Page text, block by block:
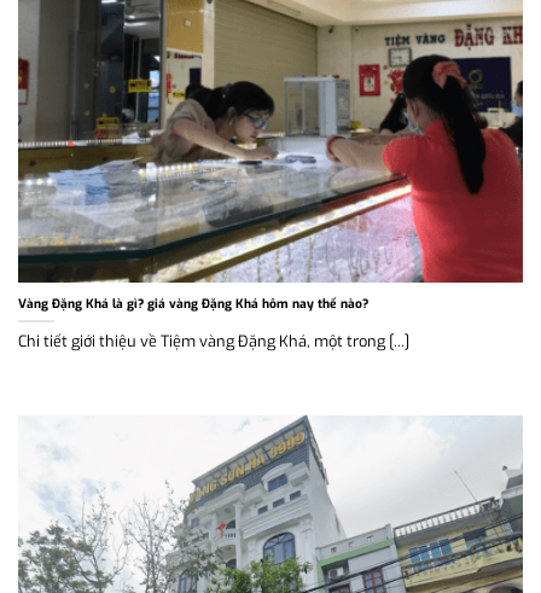
Vàng Đặng Khá là gì? giá vàng Đặng Khá hôm nay thế nào?
Chi tiết giới thiệu về Tiệm vàng Đặng Khá, một trong [...]